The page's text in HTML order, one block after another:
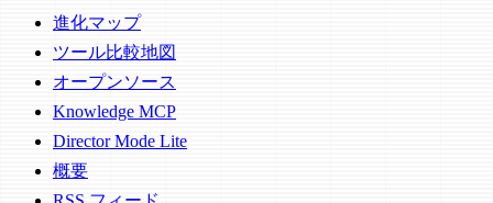
進化マップ
ツール比較地図
オープンソース
Knowledge MCP
Director Mode Lite
概要